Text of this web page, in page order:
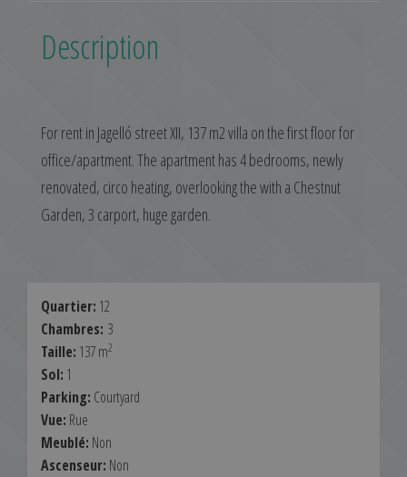
Description
For rent in Jagelló street XII, 137 m2 villa on the first floor for
office/apartment. The apartment has 4 bedrooms, newly
renovated, circo heating, overlooking the with a Chestnut
Garden, 3 carport, huge garden.
Quartier: 12
Chambres: 3
Taille: 137 m2
Sol: 1
Parking: Courtyard
Vue: Rue
Meublé: Non
Ascenseur: Non